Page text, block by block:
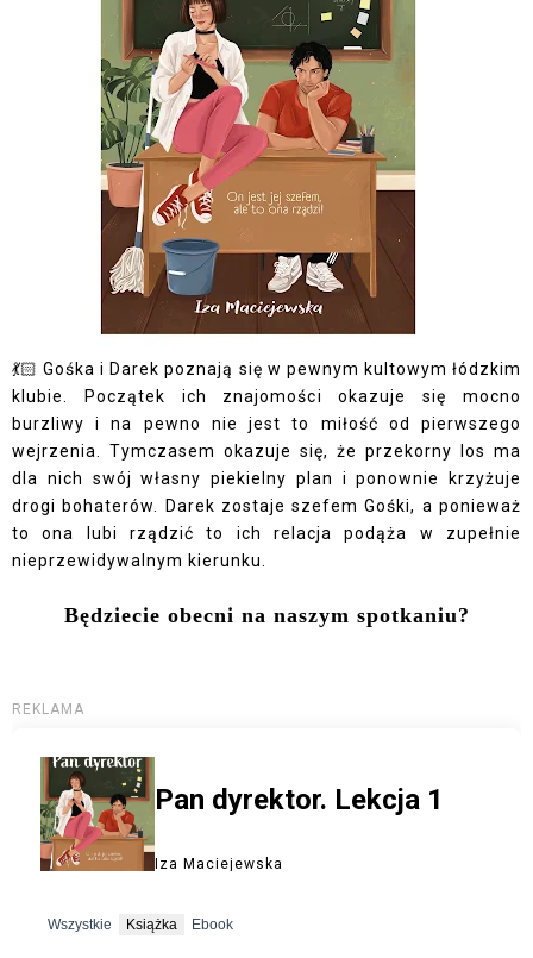
💃🏻 Gośka i Darek poznają się w pewnym kultowym łódzkim
klubie. Początek ich znajomości okazuje się mocno
burzliwy i na pewno nie jest to miłość od pierwszego
wejrzenia. Tymczasem okazuje się, że przekorny los ma
dla nich swój własny piekielny plan i ponownie krzyżuje
drogi bohaterów. Darek zostaje szefem Gośki, a ponieważ
to ona lubi rządzić to ich relacja podąża w zupełnie
nieprzewidywalnym kierunku.
Będziecie obecni na naszym spotkaniu?